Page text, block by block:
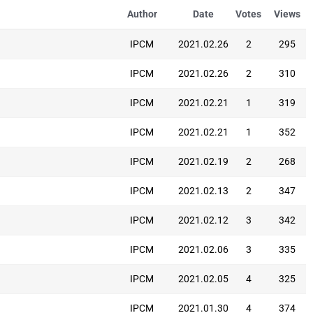
Author Date Votes Views
IPCM 2021.02.26 2 295
IPCM 2021.02.26 2 310
IPCM 2021.02.21 1 319
IPCM 2021.02.21 1 352
IPCM 2021.02.19 2 268
IPCM 2021.02.13 2 347
IPCM 2021.02.12 3 342
IPCM 2021.02.06 3 335
IPCM 2021.02.05 4 325
IPCM 2021.01.30 4 374